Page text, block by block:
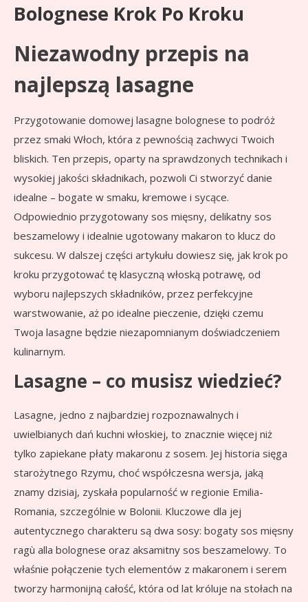
Bolognese Krok Po Kroku
Niezawodny przepis na
najlepszą lasagne
Przygotowanie domowej lasagne bolognese to podróż
przez smaki Włoch, która z pewnością zachwyci Twoich
bliskich. Ten przepis, oparty na sprawdzonych technikach i
wysokiej jakości składnikach, pozwoli Ci stworzyć danie
idealne – bogate w smaku, kremowe i sycące.
Odpowiednio przygotowany sos mięsny, delikatny sos
beszamelowy i idealnie ugotowany makaron to klucz do
sukcesu. W dalszej części artykułu dowiesz się, jak krok po
kroku przygotować tę klasyczną włoską potrawę, od
wyboru najlepszych składników, przez perfekcyjne
warstwowanie, aż po idealne pieczenie, dzięki czemu
Twoja lasagne będzie niezapomnianym doświadczeniem
kulinarnym.
Lasagne – co musisz wiedzieć?
Lasagne, jedno z najbardziej rozpoznawalnych i
uwielbianych dań kuchni włoskiej, to znacznie więcej niż
tylko zapiekane płaty makaronu z sosem. Jej historia sięga
starożytnego Rzymu, choć współczesna wersja, jaką
znamy dzisiaj, zyskała popularność w regionie Emilia-
Romania, szczególnie w Bolonii. Kluczowe dla jej
autentycznego charakteru są dwa sosy: bogaty sos mięsny
ragù alla bolognese oraz aksamitny sos beszamelowy. To
właśnie połączenie tych elementów z makaronem i serem
tworzy harmonijną całość, która od lat króluje na stołach na